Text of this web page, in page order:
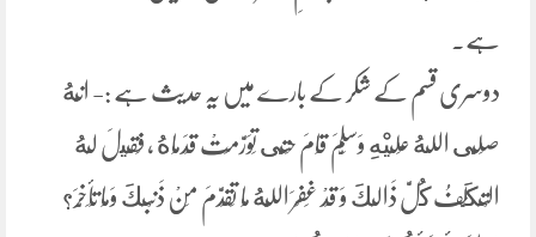
ہے۔
دوسری قسم کے شکر کے بارے میں یہ حدیث ہے :- انَّهُ
صَلَّى اللهُ عَلَيْهِ وَسَلَّمَ قَامَ حَتَّى تَوَرَّمَتْ قَدَمَاهُ ، فَقِيلَ لَهُ
الْتَكَلَّفُ كُلَّ ذَالِكَ وَ قَدْ غَفَرَ اللَّهُ مَا تَقَدَّمَ مِنْ ذَنْبِكَ وَمَا تَأَخَّرَ؟